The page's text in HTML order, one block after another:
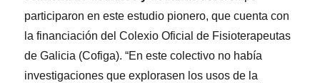
participaron en este estudio pionero, que cuenta con
la financiación del Colexio Oficial de Fisioterapeutas
de Galicia (Cofiga). “En este colectivo no había
investigaciones que explorasen los usos de la